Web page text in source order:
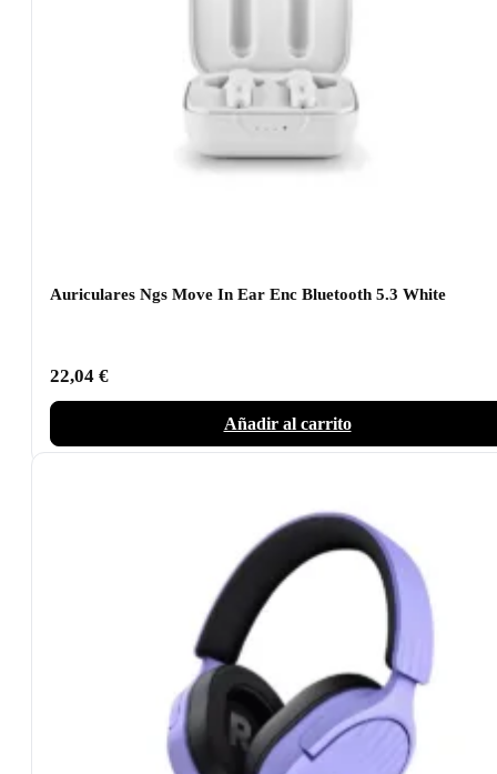
Auriculares Ngs Move In Ear Enc Bluetooth 5.3 White
22,04 €
Añadir al carrito